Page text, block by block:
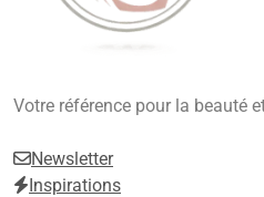
Beauté,
Anti-Âge
Votre référence pour la beauté
Newsletter
Inspirations